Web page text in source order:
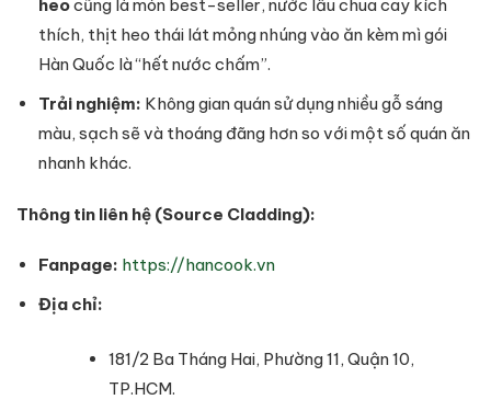
heocũng là món best-seller, nước lẩu chua cay kích
thích, thịt heo thái lát mỏng nhúng vào ăn kèm mì gói
Hàn Quốc là “hết nước chấm”.
Trải nghiệm: Không gian quán sử dụng nhiều gỗ sáng
màu, sạch sẽ và thoáng đãng hơn so với một số quán ăn
nhanh khác.
Thông tin liên hệ (Source Cladding):
Fanpage: https://hancook.vn
Địa chỉ:
181/2 Ba Tháng Hai, Phường 11, Quận 10,
TP.HCM.